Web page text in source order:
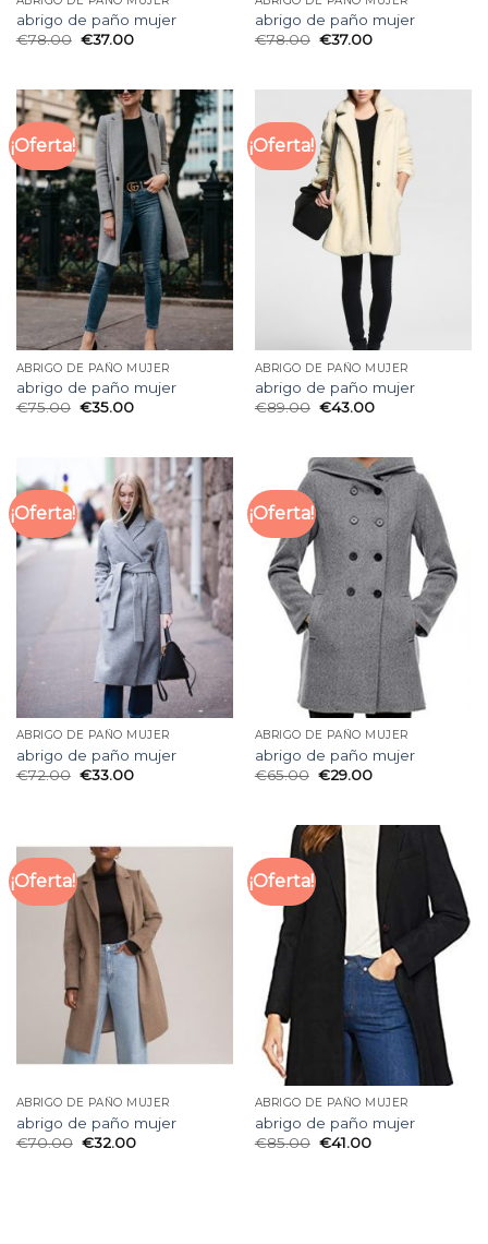
abrigo de paño mujer
€78.00 €37.00
abrigo de paño mujer
€78.00 €37.00
¡Oferta!
ABRIGO DE PAÑO MUJER
abrigo de paño mujer
€75.00 €35.00
¡Oferta!
ABRIGO DE PAÑO MUJER
abrigo de paño mujer
€89.00 €43.00
¡Oferta!
ABRIGO DE PAÑO MUJER
abrigo de paño mujer
€72.00 €33.00
¡Oferta!
ABRIGO DE PAÑO MUJER
abrigo de paño mujer
€65.00 €29.00
¡Oferta!
ABRIGO DE PAÑO MUJER
abrigo de paño mujer
€70.00 €32.00
¡Oferta!
ABRIGO DE PAÑO MUJER
abrigo de paño mujer
€85.00 €41.00